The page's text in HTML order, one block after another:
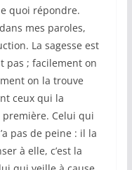
quoi répondre.
mes paroles,
La sagesse est
pas ; facilement on
on la trouve
ceux qui la
Celui qui
pas de peine : il la
à elle, c’est la